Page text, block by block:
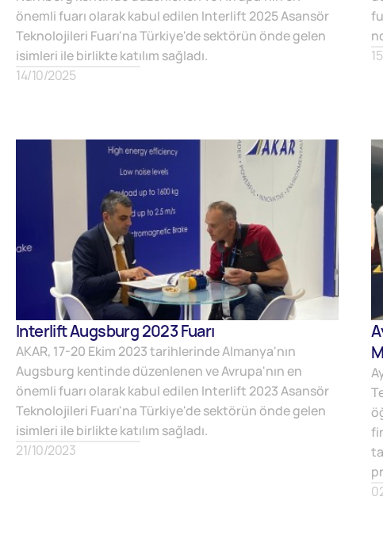
önemli fuarı olarak kabul edilen Interlift 2025 Asansör
Teknolojileri Fuarı'na Türkiye'de sektörün önde gelen
isimleri ile birlikte katılım sağladı.
14/10/2025
Interlift Augsburg 2023 Fuarı
AKAR, 17-20 Ekim 2023 tarihlerinde Almanya'nın
Augsburg kentinde düzenlenen ve Avrupa'nın en
önemli fuarı olarak kabul edilen Interlift 2023 Asansör
Teknolojileri Fuarı'na Türkiye'de sektörün önde gelen
isimleri ile birlikte katılım sağladı.
21/10/2023